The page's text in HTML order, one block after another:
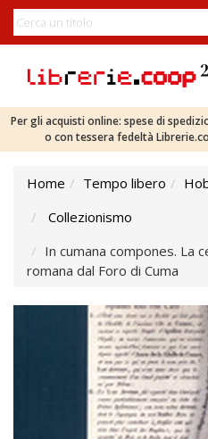
Per gli acquisti online: spese di
o con tessera fedeltà
Home Tempo libero
Collezionismo
In cumana compones. La
romana dal Foro di Cuma